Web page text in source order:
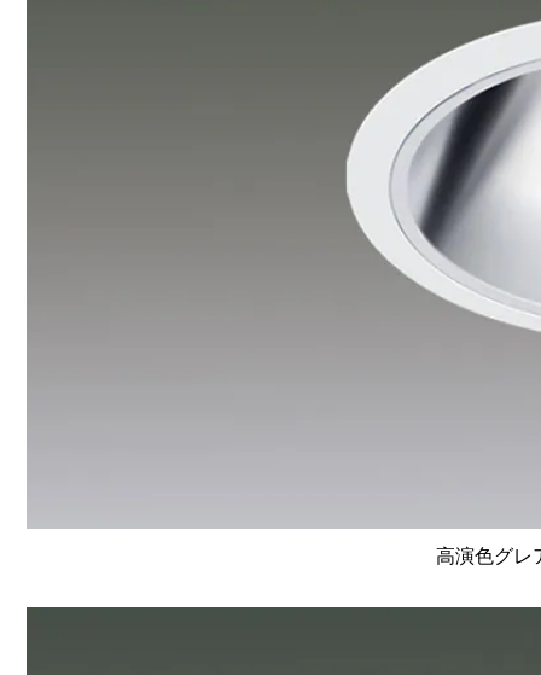
高演色グレ